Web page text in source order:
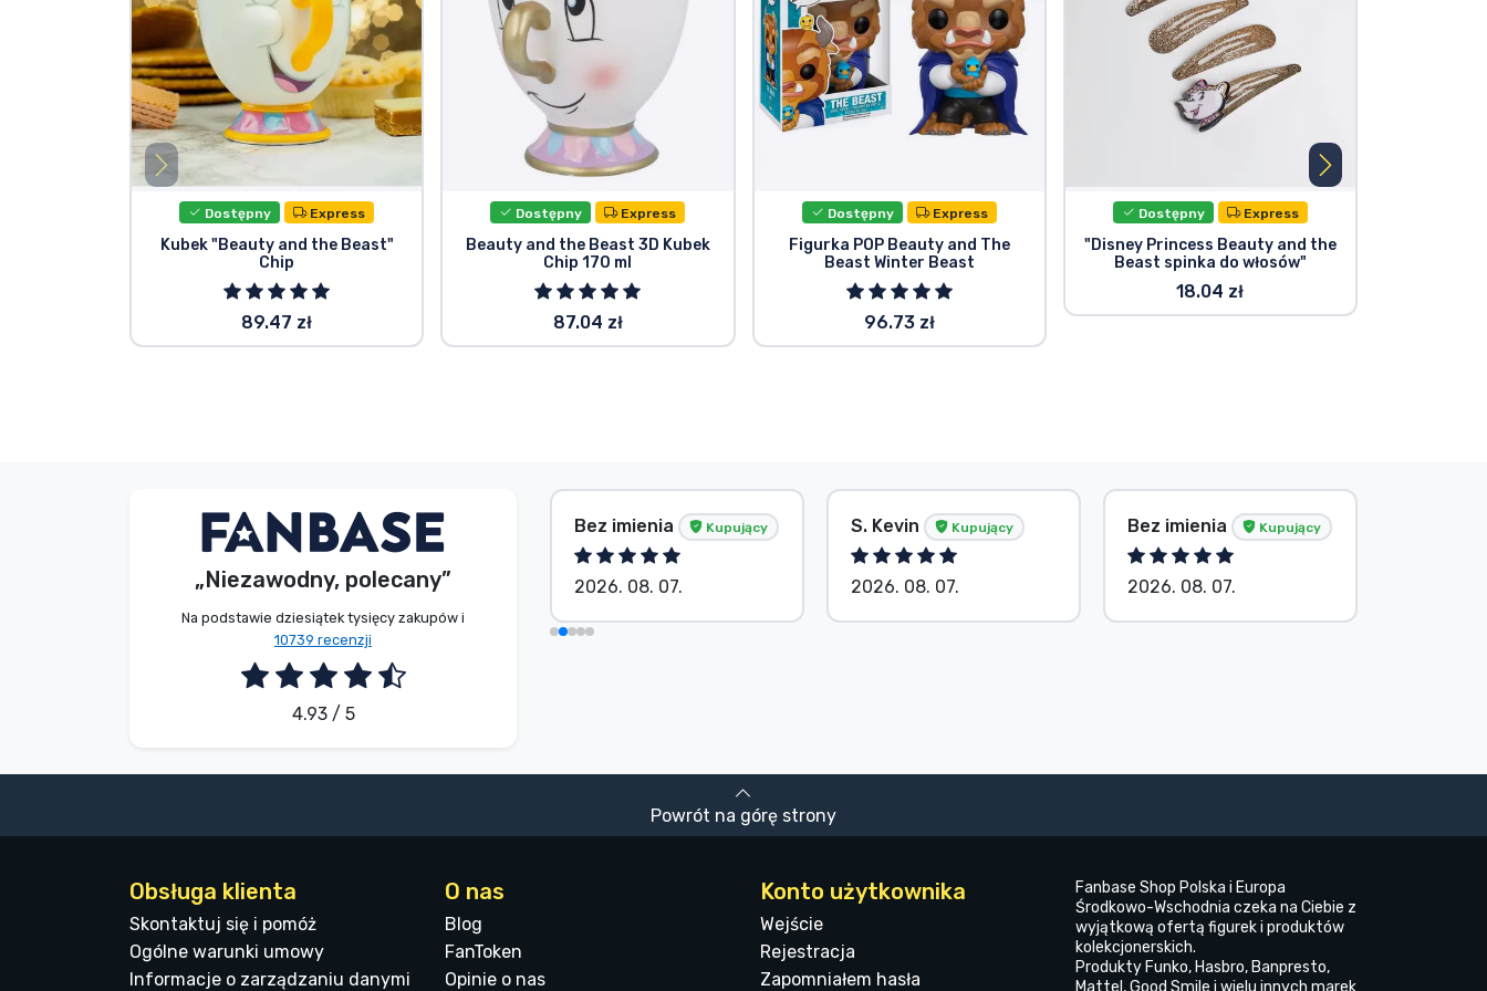
Dostępny Express
Kubek "Beauty and the Beast"
Chip
89.47 zł
Dostępny Express
Beauty and the Beast 3D Kubek
Chip 170 ml
87.04 zł
Dostępny Express
Figurka POP Beauty and The
Beast Winter Beast
96.73 zł
Dostępny Express
"Disney Princess Beauty and the
Beast spinka do włosów"
18.04 zł
„Niezawodny, polecany”
Na podstawie dziesiątek tysięcy zakupów i
10739 recenzji
4.93 / 5
G. Gábor Kupujący
2026. 08. 07.
Bez imienia Kupujący
2026. 08. 07.
S. Kevin Kupujący
2026. 08. 07.
Bez imienia Kupujący
2026. 08. 07.
Powrót na górę strony
Obsługa klienta
Skontaktuj się i pomóż
Ogólne warunki umowy
Informacje o zarządzaniu danymi
O nas
Blog
FanToken
Opinie o nas
Konto użytkownika
Wejście
Rejestracja
Zapomniałem hasła
Fanbase Shop Polska i Europa
Środkowo-Wschodnia czeka na Ciebie z
wyjątkową ofertą figurek i produktów
kolekcjonerskich.
Produkty Funko, Hasbro, Banpresto,
Mattel, Good Smile i wielu innych marek